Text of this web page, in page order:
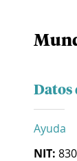
Datos
Ayuda
NIT: